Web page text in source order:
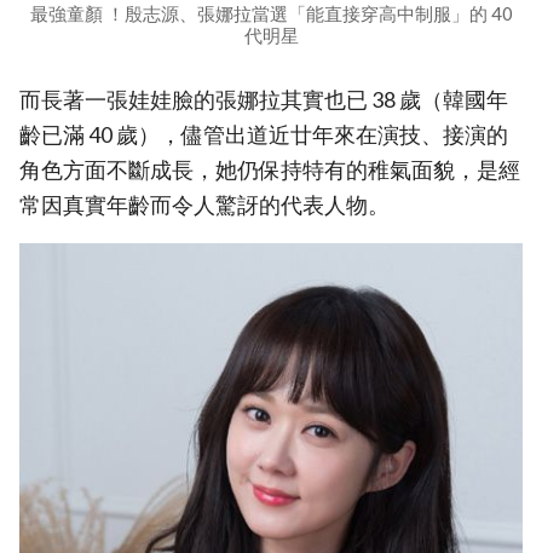
最強童顏 ！殷志源、張娜拉當選「能直接穿高中制服」的 40
代明星
而長著一張娃娃臉的張娜拉其實也已 38 歲（韓國年
齡已滿 40 歲），儘管出道近廿年來在演技、接演的
角色方面不斷成長，她仍保持特有的稚氣面貌，是經
常因真實年齡而令人驚訝的代表人物。